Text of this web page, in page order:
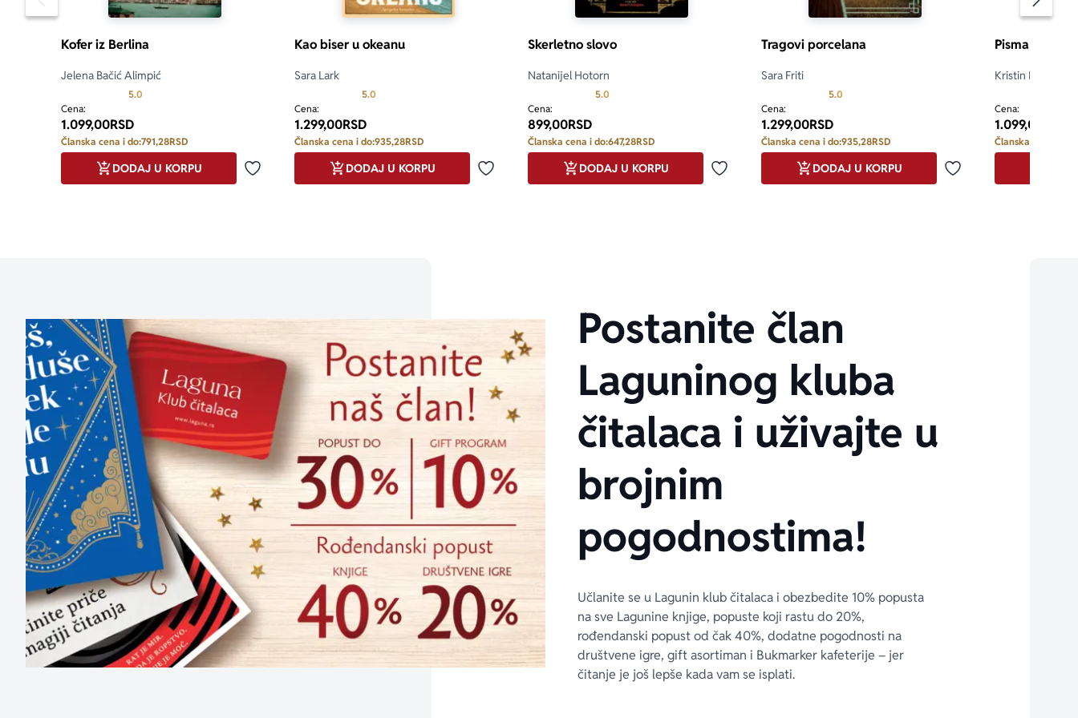
Pomeranje sadržaja slajdera u levo
Kofer iz Berlina
Jelena Bačić Alimpić
5.0
Cena:
1.099,00RSD
Članska cena i do:791,28RSD
Dodaj u omiljene
DODAJ U KORPU
Kao biser u okeanu
Sara Lark
5.0
Cena:
1.299,00RSD
Članska cena i do:935,28RSD
Dodaj u omiljene
DODAJ U KORPU
Skerletno slovo
Natanijel Hotorn
5.0
Cena:
899,00RSD
Članska cena i do:647,28RSD
Dodaj u omiljene
DODAJ U KORPU
Tragovi porcelana
Sara Friti
5.0
Cena:
1.299,00RSD
Članska cena i do:935,28RSD
Dodaj u omiljene
DODAJ U KORPU
Pisma Kafki
Kristin Estima
Cena:
1.099,00
Članska cena i do:
Postanite član
Laguninog kluba
čitalaca i uživajte u
brojnim
pogodnostima!
Učlanite se u Lagunin klub čitalaca i obezbedite 10% popusta
na sve Lagunine knjige, popuste koji rastu do 20%,
rođendanski popust od čak 40%, dodatne pogodnosti na
društvene igre, gift asortiman i Bukmarker kafeterije – jer
čitanje je još lepše kada vam se isplati.